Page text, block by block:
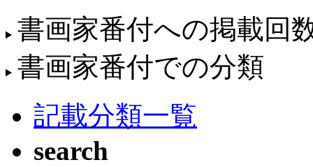
書画家番付への掲載回
書画家番付での分類
記載分類一覧
search